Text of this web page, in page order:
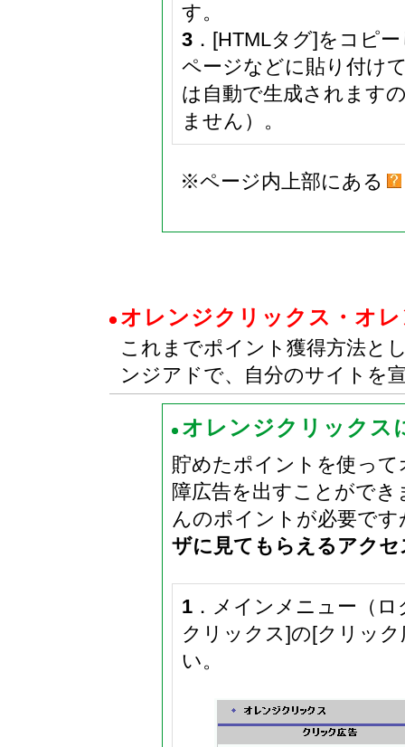
す。
3 ．[HTMLタグ]をコピ
ページなどに貼り付け
は自動で生成されます
ません）。
※ページ内上部にある
オレンジクリックス・オ
これまでポイント獲得方法と
ンジアドで、自分のサイトを
オレンジクリックス
貯めたポイントを使っ
障広告を出すことがで
んのポイントが必要で
ザに見てもらえるアクセ
1 ．メインメニュー（
クリックス]の[クリッ
い。